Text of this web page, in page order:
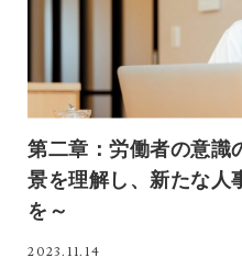
第二章：労働者の意
景を理解し、新たな人
を～
2023.11.14